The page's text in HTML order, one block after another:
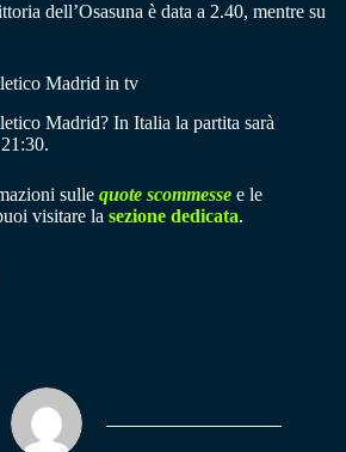
dell’Osasuna è data a 2.40, mentre su
Madrid in tv
Madrid? In Italia la partita sarà
sulle quote scommesse e le
visitare la sezione dedicata.